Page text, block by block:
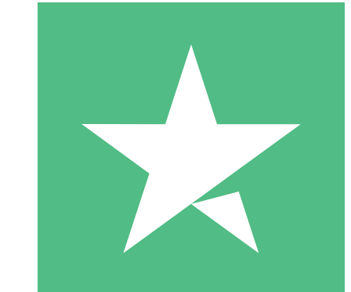
10 Downloads
20 00